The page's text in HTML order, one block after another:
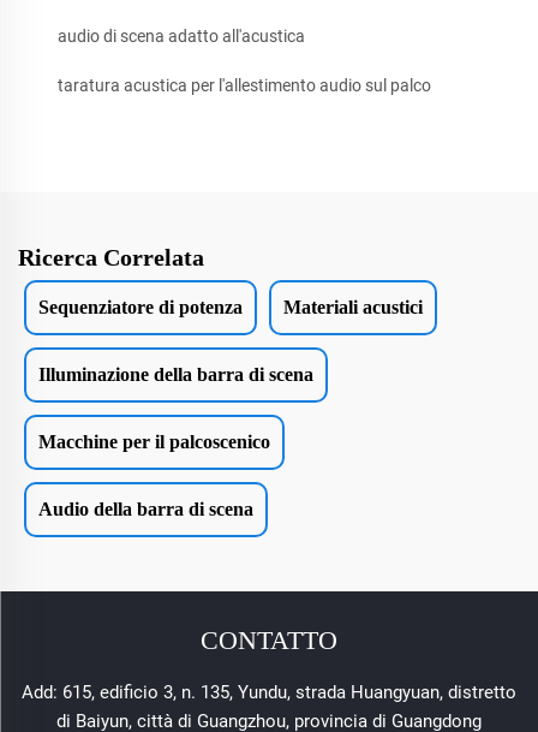
audio di scena adatto all'acustica
taratura acustica per l'allestimento audio sul palco
Ricerca Correlata
Sequenziatore di potenza Materiali acustici
Illuminazione della barra di scena
Macchine per il palcoscenico
Audio della barra di scena
CONTATTO
Add: 615, edificio 3, n. 135, Yundu, strada Huangyuan, distretto
di Baiyun, città di Guangzhou, provincia di Guangdong